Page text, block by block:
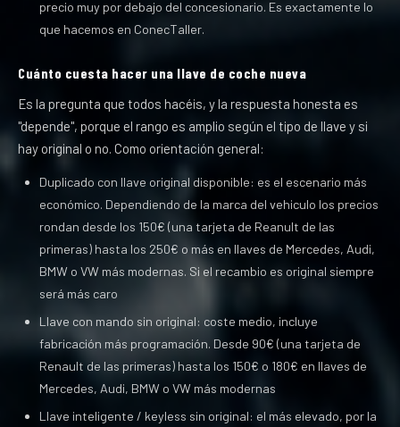
precio muy por debajo del concesionario. Es exactamente lo
que hacemos en ConecTaller.
Cuánto cuesta hacer una llave de coche nueva
Es la pregunta que todos hacéis, y la respuesta honesta es
"depende", porque el rango es amplio según el tipo de llave y si
hay original o no. Como orientación general:
Duplicado con llave original disponible: es el escenario más
económico. Dependiendo de la marca del vehiculo los precios
rondan desde los 150€ (una tarjeta de Reanult de las
primeras) hasta los 250€ o más en llaves de Mercedes, Audi,
BMW o VW más modernas. Si el recambio es original siempre
será más caro
Llave con mando sin original: coste medio, incluye
fabricación más programación. Desde 90€ (una tarjeta de
Renault de las primeras) hasta los 150€ o 180€ en llaves de
Mercedes, Audi, BMW o VW más modernas
Llave inteligente / keyless sin original: el más elevado, por la